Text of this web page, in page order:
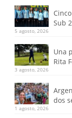
Sub
5 agosto, 2026
Una
Rita
3 agosto, 2026
dos
1 agosto, 2026